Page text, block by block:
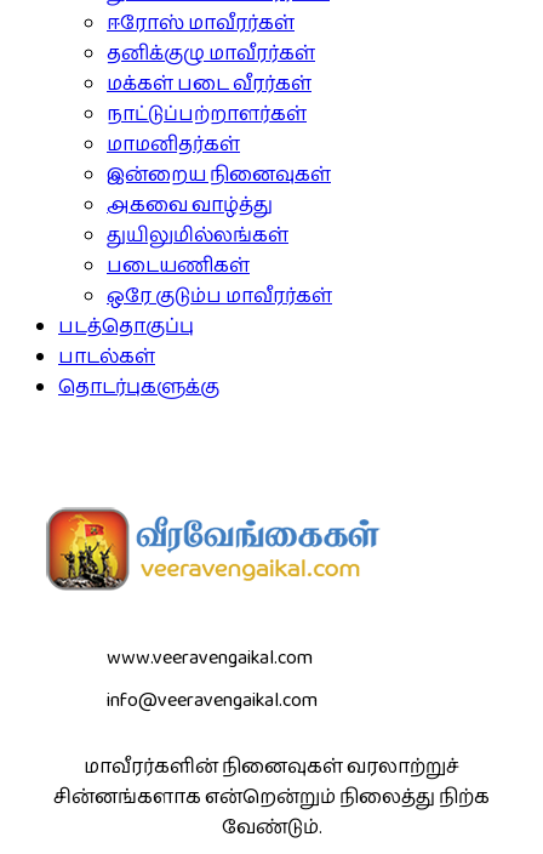
ஈரோஸ் மாவீரர்கள்
தனிக்குழு மாவீரர்கள்
மக்கள் படை வீரர்கள்
நாட்டுப்பற்றாளர்கள்
மாமனிதர்கள்
இன்றைய நினைவுகள்
அகவை வாழ்த்து
துயிலுமில்லங்கள்
படையணிகள்
ஒரே குடும்ப மாவீரர்கள்
படத்தொகுப்பு
பாடல்கள்
தொடர்புகளுக்கு
www.veeravengaikal.com
info@veeravengaikal.com
மாவீரர்களின் நினைவுகள் வரலாற்றுச்
சின்னங்களாக என்றென்றும் நிலைத்து நிற்க
வேண்டும்.